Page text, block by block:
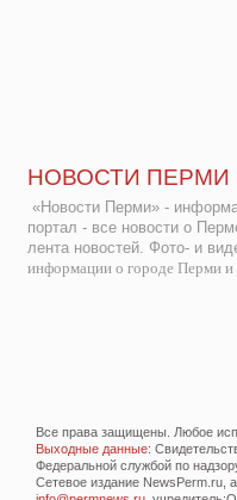
НОВОСТИ ПЕРМИ
«Новости Перми» -
портал - все новости о
лента новостей. Фото- и
информации о городе Перми и
Все права защищены. Любое
Выходные данные:
Федеральной службой по
Сетевое издание NewsPerm.ru,